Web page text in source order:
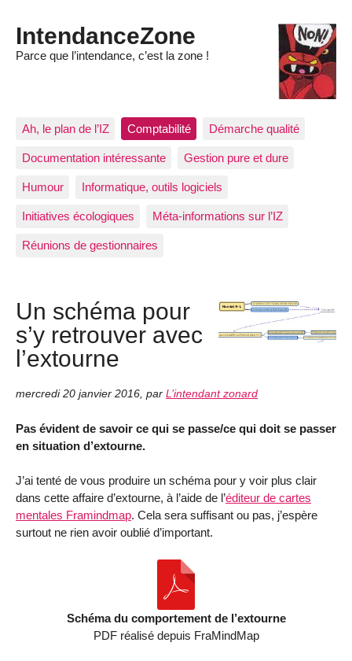
IntendanceZone
Parce que l’intendance, c’est la zone !
Ah, le plan de l’IZ Comptabilité Démarche qualité
Documentation intéressante Gestion pure et dure
Humour Informatique, outils logiciels
Initiatives écologiques Méta-informations sur l’IZ
Réunions de gestionnaires
Un schéma pour
s’y retrouver avec
l’extourne
mercredi 20 janvier 2016 par L’intendant zonard
Pas évident de savoir ce qui se passe/ce qui doit se passer
en situation d’extourne.
J’ai tenté de vous produire un schéma pour y voir plus clair
dans cette affaire d’extourne, à l’aide de l’éditeur de cartes
mentales Framindmap. Cela sera suffisant ou pas, j’espère
surtout ne rien avoir oublié d’important.
Schéma du comportement de l’extourne
PDF réalisé depuis FraMindMap